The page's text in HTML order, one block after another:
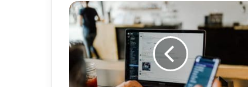
Cómo
escoger
ordenador
portátil
más
adecuado